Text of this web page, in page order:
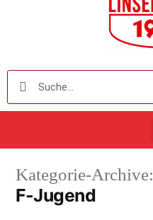
Kategorie-Archive:
F-Jugend